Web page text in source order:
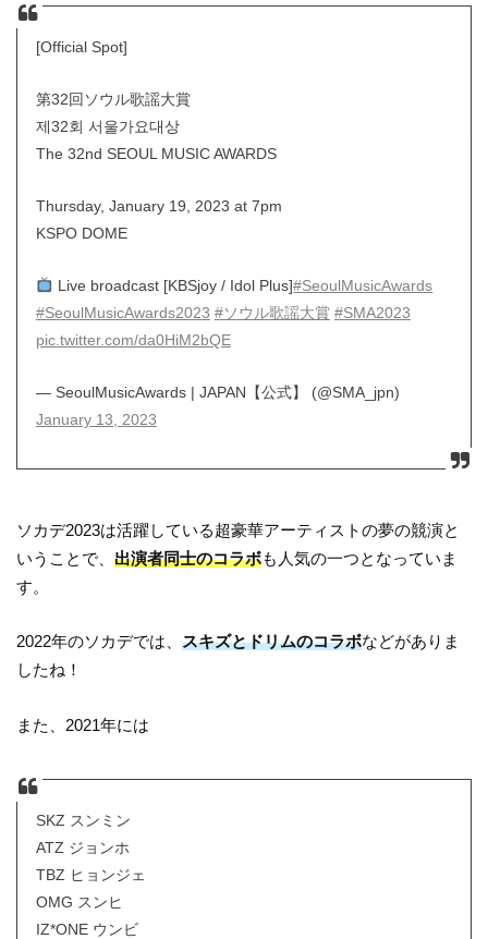
[Official Spot]
第32回ソウル歌謡大賞
제32회 서울가요대상
The 32nd SEOUL MUSIC AWARDS
Thursday, January 19, 2023 at 7pm
KSPO DOME
Live broadcast [KBSjoy / Idol Plus]#SeoulMusicAwards
#SeoulMusicAwards2023 #ソウル歌謡大賞 #SMA2023
pic.twitter.com/da0HiM2bQE
— SeoulMusicAwards | JAPAN【公式】 (@SMA_jpn)
January 13, 2023
ソカデ2023は活躍している超豪華アーティストの夢の競演と
いうことで、出演者同士のコラボも人気の一つとなっていま
す。
2022年のソカデでは、スキズとドリムのコラボなどがありま
したね！
また、2021年には
SKZ スンミン
ATZ ジョンホ
TBZ ヒョンジェ
OMG スンヒ
IZ*ONE ウンビ